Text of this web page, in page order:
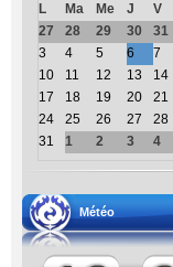
L Ma Me J V
27
28 29 30 31
3
4 5 6 7
10
11 12 13 14
17
18 19 20 21
24
25 26 27 28
31
1 2 3 4
Météo